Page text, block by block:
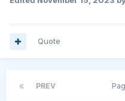
Quote
PREV